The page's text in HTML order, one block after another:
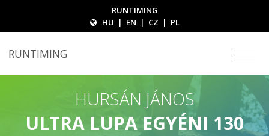
RUNTIMING
HU | EN | CZ | PL
RUNTIMING
HURSÁN JÁNOS
ULTRA LUPA EGYÉNI 130